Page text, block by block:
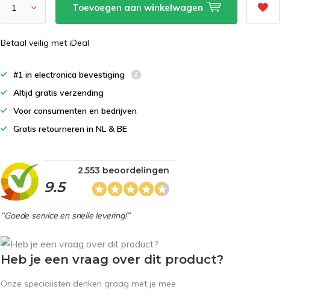
Toevoegen aan winkelwagen
Betaal veilig met iDeal
#1 in electronica bevestiging
Altijd gratis verzending
Voor consumenten en bedrijven
Gratis retourneren in NL & BE
9.5
2.553 beoordelingen
“Goede service en snelle levering!”
Heb je een vraag over dit product?
Onze specialisten denken graag met je mee